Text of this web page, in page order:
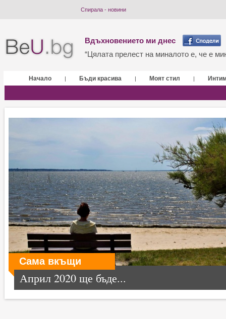
Спирала - новини
Вдъхновението ми днес
“Цялата прелест на миналото е, че е
Начало | Бъди красива | Моят стил |
Сама вкъщи
Април 2020 ще бъде...